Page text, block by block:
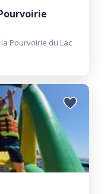
Pourvoirie du Lac
Ajouter